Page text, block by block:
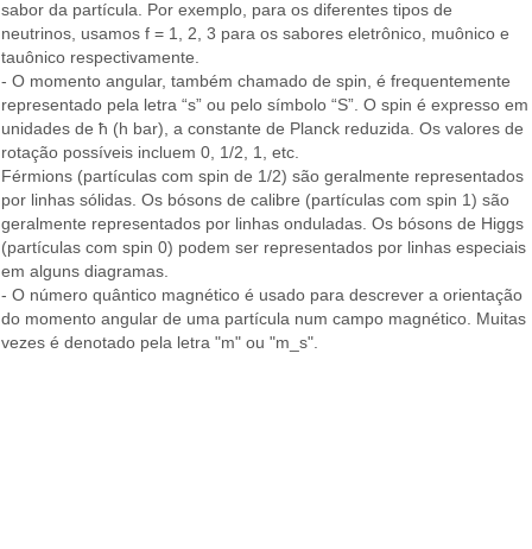
sabor da partícula. Por exemplo, para os diferentes tipos de
neutrinos, usamos f = 1, 2, 3 para os sabores eletrônico, muônico e
tauônico respectivamente.
- O momento angular, também chamado de spin, é frequentemente
representado pela letra “s” ou pelo símbolo “S”. O spin é expresso em
unidades de ħ (h bar), a constante de Planck reduzida. Os valores de
rotação possíveis incluem 0, 1/2, 1, etc.
Férmions (partículas com spin de 1/2) são geralmente representados
por linhas sólidas. Os bósons de calibre (partículas com spin 1) são
geralmente representados por linhas onduladas. Os bósons de Higgs
(partículas com spin 0) podem ser representados por linhas especiais
em alguns diagramas.
- O número quântico magnético é usado para descrever a orientação
do momento angular de uma partícula num campo magnético. Muitas
vezes é denotado pela letra "m" ou "m_s".